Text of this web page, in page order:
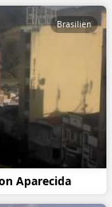
Aparecida
Brasilien